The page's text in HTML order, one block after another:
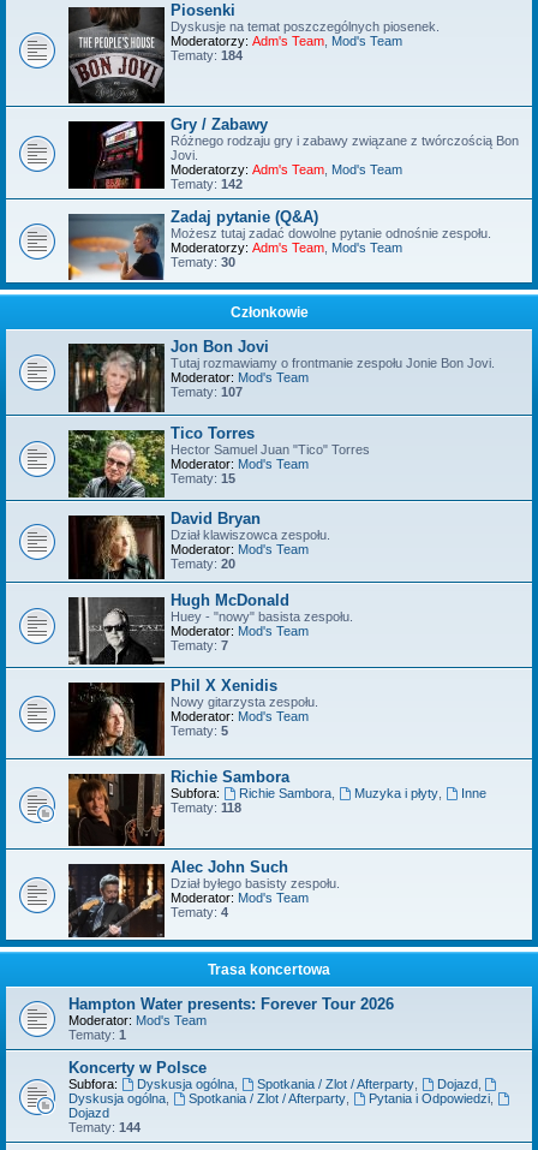
Piosenki
Dyskusje na temat poszczególnych piosenek.
Moderatorzy: Adm's Team Mod's Team
Tematy: 184
Gry / Zabawy
Różnego rodzaju gry i zabawy związane z twórczością Bon
Jovi.
Moderatorzy: Adm's Team Mod's Team
Tematy: 142
Zadaj pytanie (Q&A)
Możesz tutaj zadać dowolne pytanie odnośnie zespołu.
Moderatorzy: Adm's Team Mod's Team
Tematy: 30
Członkowie
Jon Bon Jovi
Tutaj rozmawiamy o frontmanie zespołu Jonie Bon Jovi.
Moderator: Mod's Team
Tematy: 107
Tico Torres
Hector Samuel Juan "Tico" Torres
Moderator: Mod's Team
Tematy: 15
David Bryan
Dział klawiszowca zespołu.
Moderator: Mod's Team
Tematy: 20
Hugh McDonald
Huey - "nowy" basista zespołu.
Moderator: Mod's Team
Tematy: 7
Phil X Xenidis
Nowy gitarzysta zespołu.
Moderator: Mod's Team
Tematy: 5
Richie Sambora
Subfora: Richie Sambora, Muzyka i płyty,
Inne
Tematy: 118
Alec John Such
Dział byłego basisty zespołu.
Moderator: Mod's Team
Tematy: 4
Trasa koncertowa
Hampton Water presents: Forever Tour 2026
Moderator: Mod's Team
Tematy: 1
Koncerty w Polsce
Subfora: Dyskusja ogólna, Spotkania / Zlot / Afterparty, Dojazd,
Dyskusja ogólna
Spotkania / Zlot / Afterparty, Pytania i Odpowiedzi,
Dojazd
Tematy: 144